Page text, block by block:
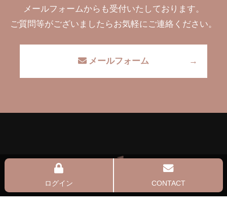
ログイン CONTACT
メールフォームからも受付いたしております。
ご質問等がございましたらお気軽にご連絡ください。
メールフォーム